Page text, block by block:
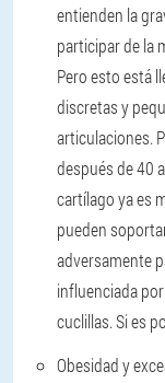
entienden la
participar de la
Pero esto está
discretas y
articulaciones.
después de 40
cartílago ya es
pueden
adversamente
influenciada
cuclillas. Si es
Obesidad y